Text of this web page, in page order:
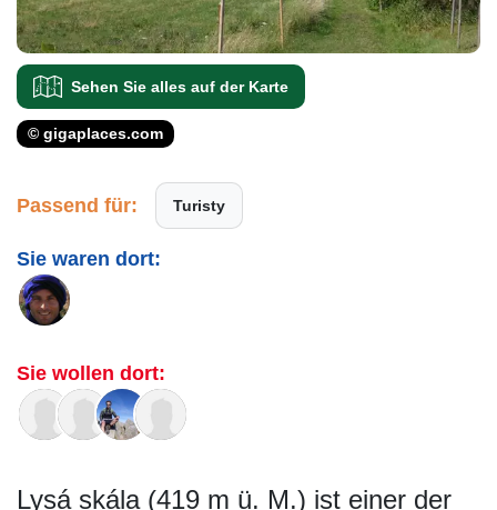
Sehen Sie alles auf der Karte
© gigaplaces.com
Passend für: Turisty
Sie waren dort:
Sie wollen dort:
Lysá skála (419 m ü. M.) ist einer der